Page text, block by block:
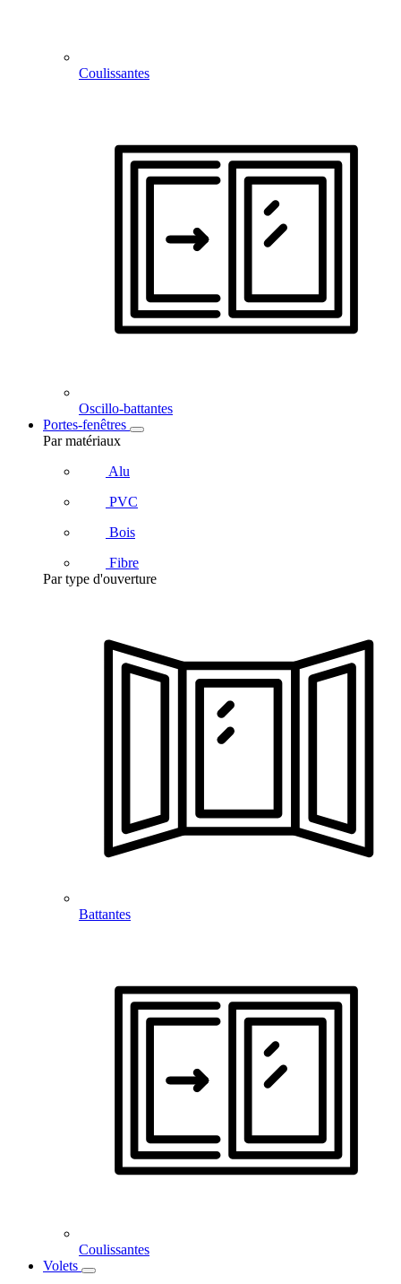
Coulissantes
Oscillo-battantes
Portes-fenêtres
Par matériaux
Alu
PVC
Bois
Fibre
Par type d'ouverture
Battantes
Coulissantes
Volets